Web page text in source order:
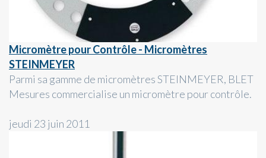
Micromètre pour Contrôle - Micromètres
STEINMEYER
Parmi sa gamme de micromètres STEINMEYER, BLET
Mesures commercialise un micromètre pour contrôle.
jeudi 23 juin 2011